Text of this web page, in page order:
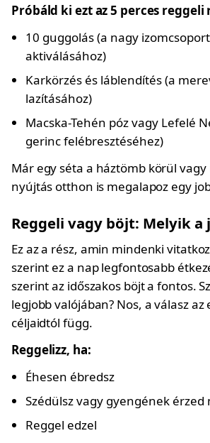
Próbáld ki ezt az 5 perces
10 guggolás (a nagy
aktiválásához)
Karkörzés és láblendítés (a
lazításához)
Macska-Tehén póz vagy Lefelé
gerinc felébresztéséhez)
Már egy séta a háztömb körül
nyújtás otthon is megalapoz egy
Reggeli vagy böjt: Melyik a
Ez az a rész, amin mindenki
szerint ez a nap legfontosabb
szerint az időszakos böjt a fontos.
legjobb valójában? Nos, a válasz az
céljaidtól függ.
Reggelizz, ha:
Éhesen ébredsz
Szédülsz vagy gyengének érzed
Reggel edzel